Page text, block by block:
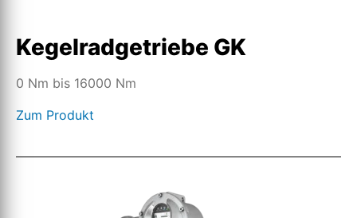
Kegelradgetriebe GK
0 Nm bis 16000 Nm
Zum Produkt